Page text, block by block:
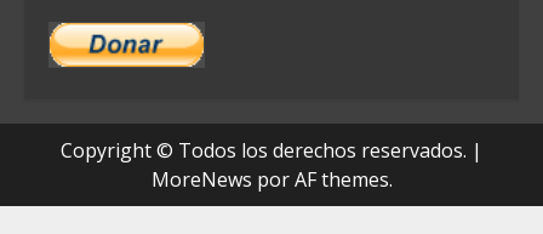
Copyright © Todos los derechos reservados. |
MoreNews por AF themes.